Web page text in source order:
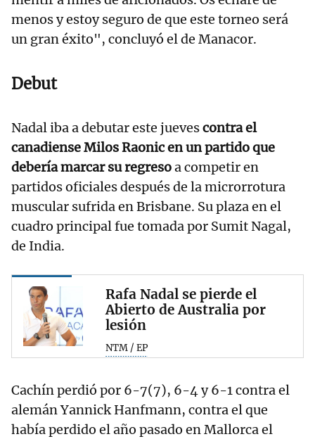
menos y estoy seguro de que este torneo será
un gran éxito", concluyó el de Manacor.
Debut
Nadal iba a debutar este juevescontra el
canadiense Milos Raonic en un partido que
debería marcar su regresoa competir en
partidos oficiales después de la microrrotura
muscular sufrida en Brisbane. Su plaza en el
cuadro principal fue tomada por Sumit Nagal,
de India.
Rafa Nadal se pierde el
Abierto de Australia por
lesión
NTM / EP
Cachín perdió por 6-7(7), 6-4 y 6-1 contra el
alemán Yannick Hanfmann, contra el que
había perdido el año pasado en Mallorca el